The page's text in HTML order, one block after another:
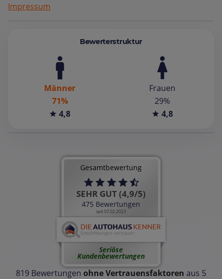
Impressum
Bewerterstruktur
Männer
71%
4,8
Frauen
29%
4,8
Gesamtbewertung
SEHR GUT (4,9/5)
475 Bewertungen
seit 07.02.2023
Seriöse
Kundenbewertungen
819 Bewertungen ohne Vertrauensfaktoren aus 5